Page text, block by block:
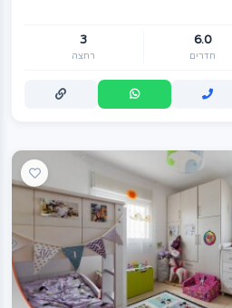
6.0
חדרים
3
רחצה